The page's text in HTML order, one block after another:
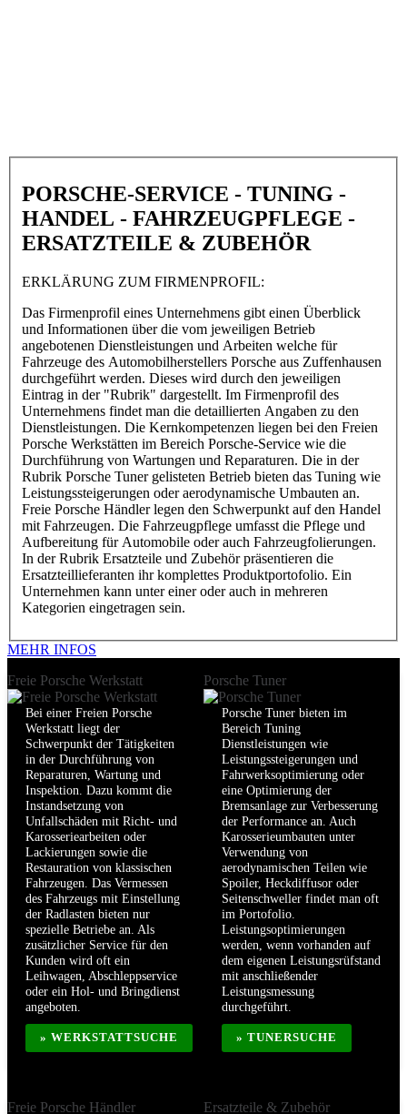
PORSCHE-SERVICE - TUNING -
HANDEL - FAHRZEUGPFLEGE -
ERSATZTEILE & ZUBEHÖR
ERKLÄRUNG ZUM FIRMENPROFIL:
Das Firmenprofil eines Unternehmens gibt einen Überblick
und Informationen über die vom jeweiligen Betrieb
angebotenen Dienstleistungen und Arbeiten welche für
Fahrzeuge des Automobilherstellers Porsche aus Zuffenhausen
durchgeführt werden. Dieses wird durch den jeweiligen
Eintrag in der "Rubrik" dargestellt. Im Firmenprofil des
Unternehmens findet man die detaillierten Angaben zu den
Dienstleistungen. Die Kernkompetenzen liegen bei den Freien
Porsche Werkstätten im Bereich Porsche-Service wie die
Durchführung von Wartungen und Reparaturen. Die in der
Rubrik Porsche Tuner gelisteten Betrieb bieten das Tuning wie
Leistungssteigerungen oder aerodynamische Umbauten an.
Freie Porsche Händler legen den Schwerpunkt auf den Handel
mit Fahrzeugen. Die Fahrzeugpflege umfasst die Pflege und
Aufbereitung für Automobile oder auch Fahrzeugfolierungen.
In der Rubrik Ersatzteile und Zubehör präsentieren die
Ersatzteillieferanten ihr komplettes Produktportofolio. Ein
Unternehmen kann unter einer oder auch in mehreren
Kategorien eingetragen sein.
MEHR INFOS
Freie Porsche Werkstatt
Bei einer Freien Porsche
Werkstatt liegt der
Schwerpunkt der Tätigkeiten
in der Durchführung von
Reparaturen, Wartung und
Inspektion. Dazu kommt die
Instandsetzung von
Unfallschäden mit Richt- und
Karosseriearbeiten oder
Lackierungen sowie die
Restauration von klassischen
Fahrzeugen. Das Vermessen
des Fahrzeugs mit Einstellung
der Radlasten bieten nur
spezielle Betriebe an. Als
zusätzlicher Service für den
Kunden wird oft ein
Leihwagen, Abschleppservice
oder ein Hol- und Bringdienst
angeboten.
» WERKSTATTSUCHE
Porsche Tuner
Porsche Tuner bieten im
Bereich Tuning
Dienstleistungen wie
Leistungssteigerungen und
Fahrwerksoptimierung oder
eine Optimierung der
Bremsanlage zur Verbesserung
der Performance an. Auch
Karosserieumbauten unter
Verwendung von
aerodynamischen Teilen wie
Spoiler, Heckdiffusor oder
Seitenschweller findet man oft
im Portofolio.
Leistungsoptimierungen
werden, wenn vorhanden auf
dem eigenen Leistungsrüfstand
mit anschließender
Leistungsmessung
durchgeführt.
» TUNERSUCHE
Freie Porsche Händler Ersatzteile & Zubehör